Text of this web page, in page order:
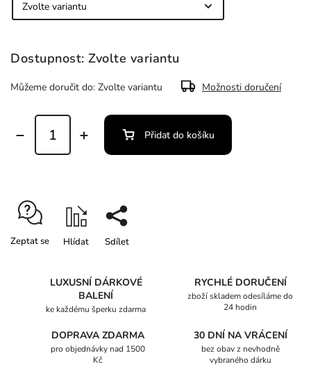
Zvolte variantu
Můžeme doručit do: Zvolte variantu Možnosti doručení
Přidat do košíku
Zeptat se Hlídat Sdílet
LUXUSNÍ DÁRKOVÉ
BALENÍ
ke každému šperku zdarma
RYCHLÉ DORUČENÍ
zboží skladem odesíláme do
24 hodin
DOPRAVA ZDARMA
pro objednávky nad 1500
Kč
30 DNÍ NA VRÁCENÍ
bez obav z nevhodně
vybraného dárku